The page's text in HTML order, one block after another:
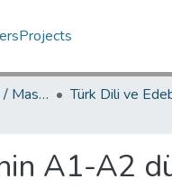
Projects
Yüksek Lisans Tezleri / Master's Theses
A1-A2